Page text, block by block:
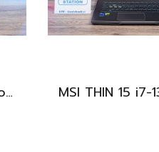
Asus V16 รุ่นใหม่ Intel Core5-210H RTX-4050(6GB) Ram16 512GB M.2 จอ16นิ้ว WUXGA 144Hz จอสวย สเปคสูง ดีไซน์ตัวเครื่องเรียบสวยดูทันสมัย พร้แมประกันศูนย์ยาวๆถึงปี2028 ขายในราคาสุดตุ้มเพียง 25,990.-เท่านั้น